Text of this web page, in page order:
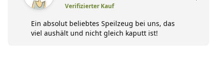
Verifizierter Kauf
Ein absolut beliebtes Speilzeug bei uns, das
viel aushält und nicht gleich kaputt ist!